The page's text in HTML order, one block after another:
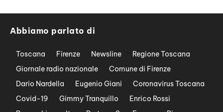
Abbiamo parlato di
Toscana Firenze Newsline
Regione Toscana
Giornale radio nazionale
Comune di Firenze
Dario Nardella
Eugenio Giani
Coronavirus Toscana
Covid-19
Gimmy Tranquillo
Enrico Rossi